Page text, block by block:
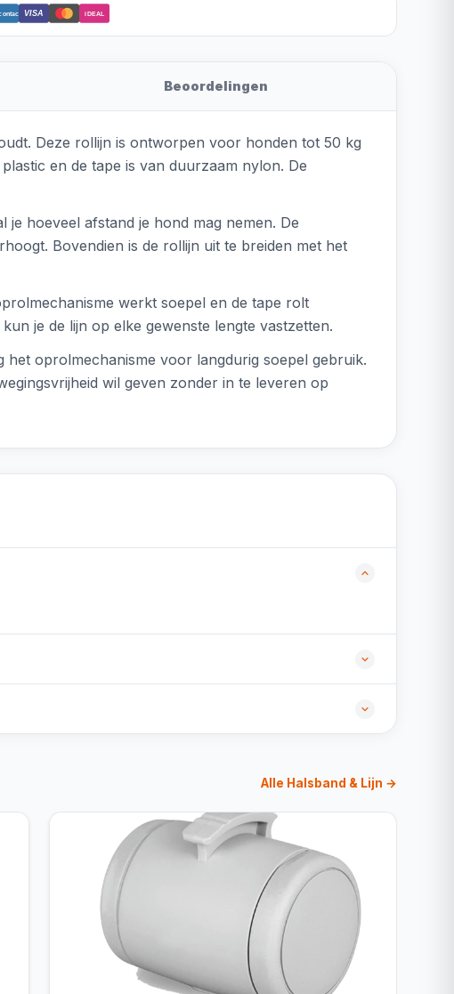
VISA iDEAL
Beoordelingen
Deze rollijn is ontworpen voor honden tot 50 kg
en de tape is van duurzaam nylon. De
hoeveel afstand je hond mag nemen. De
Bovendien is de rollijn uit te breiden met het
werkt soepel en de tape rolt
je de lijn op elke gewenste lengte vastzetten.
oprolmechanisme voor langdurig soepel gebruik.
wil geven zonder in te leveren op
Alle Halsband & Lijn →